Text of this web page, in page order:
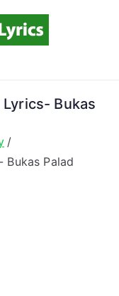
Song
Lyrics Online!
Lyrics- Bukas
Bukas Palad